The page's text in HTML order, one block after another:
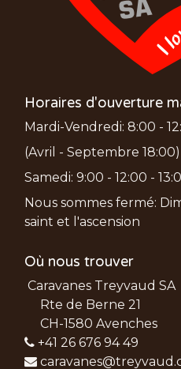
Horaires d'ouverture
Mardi-Vendredi: 8:00 -
(Avril - Septembre 18:00)
Samedi: 9:00 - 12:00 -
Nous sommes fermé:
saint et l'ascension
Où nous trouver
Caravanes Treyvaud SA
Rte de Berne 21
CH-1580 Avenches
+41 26 676 94 49